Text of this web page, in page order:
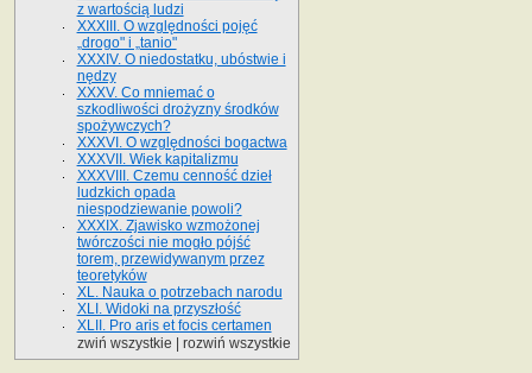
z wartością ludzi
XXXIII. O względności pojęć
„drogo" i „tanio"
XXXIV. O niedostatku, ubóstwie i
nędzy
XXXV. Co mniemać o
szkodliwości drożyzny środków
spożywczych?
XXXVI. O względności bogactwa
XXXVII. Wiek kapitalizmu
XXXVIII. Czemu cenność dzieł
ludzkich opada
niespodziewanie powoli?
XXXIX. Zjawisko wzmożonej
twórczości nie mogło pójść
torem, przewidywanym przez
teoretyków
XL. Nauka o potrzebach narodu
XLI. Widoki na przyszłość
XLII. Pro aris et focis certamen
zwiń wszystkie
rozwiń wszystkie